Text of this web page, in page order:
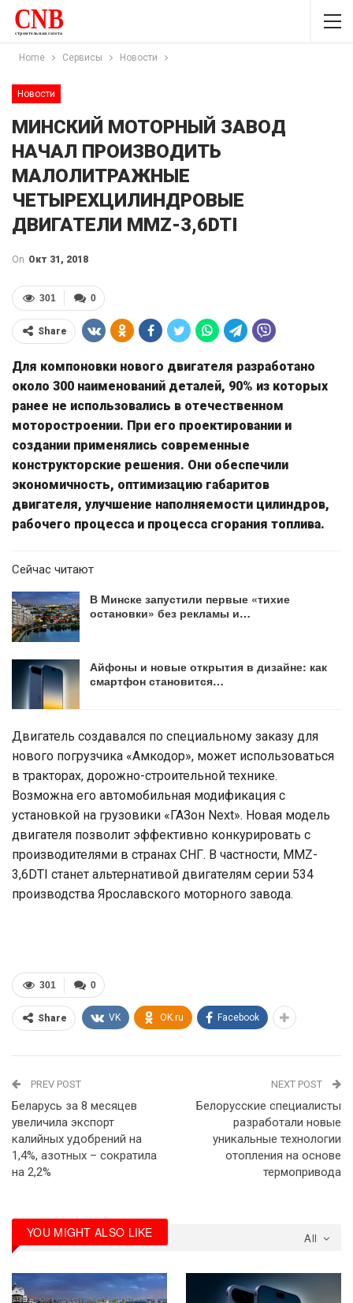
Home Сервисы Новости
Новости
МИНСКИЙ МОТОРНЫЙ ЗАВОД
НАЧАЛ ПРОИЗВОДИТЬ
МАЛОЛИТРАЖНЫЕ
ЧЕТЫРЕХЦИЛИНДРОВЫЕ
ДВИГАТЕЛИ MMZ-3,6DTI
On Окт 31, 2018
0
301
Share
Для компоновки нового двигателя разработано
около 300 наименований деталей, 90% из которых
ранее не использовались в отечественном
моторостроении. При его проектировании и
создании применялись современные
конструкторские решения. Они обеспечили
экономичность, оптимизацию габаритов
двигателя, улучшение наполняемости цилиндров,
рабочего процесса и процесса сгорания топлива.
Сейчас читают
В Минске запустили первые «тихие
остановки» без рекламы и…
Айфоны и новые открытия в дизайне: как
смартфон становится…
Двигатель создавался по специальному заказу для
нового погрузчика «Амкодор», может использоваться
в тракторах, дорожно-строительной технике.
Возможна его автомобильная модификация с
установкой на грузовики «ГАЗон Next». Новая модель
двигателя позволит эффективно конкурировать с
производителями в странах СНГ. В частности, MMZ-
3,6DTI станет альтернативой двигателям серии 534
производства Ярославского моторного завода.
0
301
Share VK OK.ru Facebook
PREV POST
Беларусь за 8 месяцев
увеличила экспорт
калийных удобрений на
1,4%, азотных – сократила
на 2,2%
NEXT POST
Белорусские специалисты
разработали новые
уникальные технологии
отопления на основе
термопривода
All
YOU MIGHT ALSO LIKE